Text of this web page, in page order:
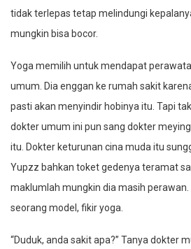
tidak terlepas tetap melindungi
mungkin bisa bocor.
Yoga memilih untuk mendapat
umum. Dia enggan ke rumah sakit
pasti akan menyindir hobinya itu. Tapi
dokter umum ini pun sang dokter
itu. Dokter keturunan cina muda itu
Yupzz bahkan toket gedenya teramat
maklumlah mungkin dia masih perawan.
seorang model, fikir yoga.
“Duduk, anda sakit apa?” Tanya dokter